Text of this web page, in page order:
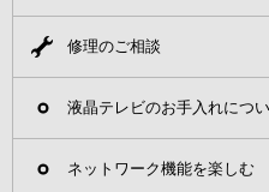
修理のご相談
液晶テレビのお手入れにつ
ネットワーク機能を楽しむ